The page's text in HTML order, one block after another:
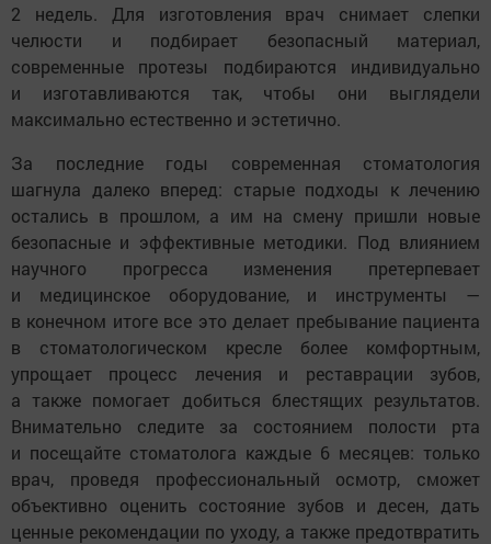
2 недель. Для изготовления врач снимает слепки
челюсти и подбирает безопасный материал,
современные протезы подбираются индивидуально
и изготавливаются так, чтобы они выглядели
максимально естественно и эстетично.
За последние годы современная стоматология
шагнула далеко вперед: старые подходы к лечению
остались в прошлом, а им на смену пришли новые
безопасные и эффективные методики. Под влиянием
научного прогресса изменения претерпевает
и медицинское оборудование, и инструменты —
в конечном итоге все это делает пребывание пациента
в стоматологическом кресле более комфортным,
упрощает процесс лечения и реставрации зубов,
а также помогает добиться блестящих результатов.
Внимательно следите за состоянием полости рта
и посещайте стоматолога каждые 6 месяцев: только
врач, проведя профессиональный осмотр, сможет
объективно оценить состояние зубов и десен, дать
ценные рекомендации по уходу, а также предотвратить